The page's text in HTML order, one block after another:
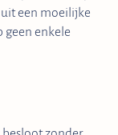
een moeilijke
geen enkele